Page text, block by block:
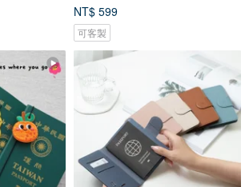
NT$ 599
可客製